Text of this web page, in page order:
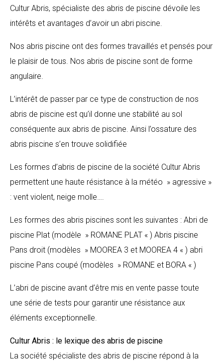
Cultur Abris, spécialiste des abris de piscine dévoile les
intérêts et avantages d’avoir un abri piscine.
Nos abris piscine ont des formes travaillés et pensés pour
le plaisir de tous. Nos abris de piscine sont de forme
angulaire.
L’intérêt de passer par ce type de construction de nos
abris de piscine est qu’il donne une stabilité au sol
conséquente aux abris de piscine. Ainsi l’ossature des
abris piscine s’en trouve solidifiée
Les formes d’abris de piscine de la société Cultur Abris
permettent une haute résistance à la météo » agressive »
: vent violent, neige molle….
Les formes des abris piscines sont les suivantes : Abri de
piscine Plat (modèle » ROMANE PLAT « ) Abris piscine
Pans droit (modèles » MOOREA 3 et MOOREA 4 « ) abri
piscine Pans coupé (modèles » ROMANE et BORA « )
L’abri de piscine avant d’être mis en vente passe toute
une série de tests pour garantir une résistance aux
éléments exceptionnelle.
Cultur Abris : le lexique des abris de piscine
La société spécialiste des abris de piscine répond à la